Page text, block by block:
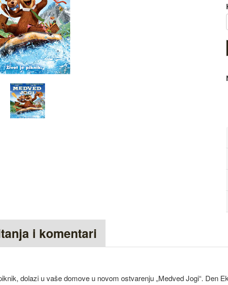
i komentari
dolazi u vaše domove u novom ostvarenju „Medved Jogi“. Den